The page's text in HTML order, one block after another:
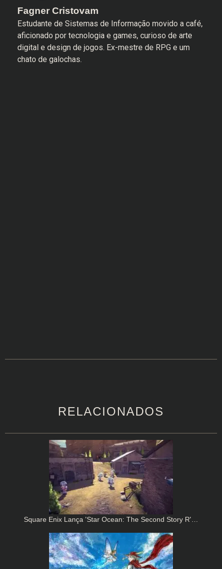
Fagner Cristovam
Estudante de Sistemas de Informação movido a café,
aficionado por tecnologia e games, curioso de arte
digital e design de jogos. Ex-mestre de RPG e um
chato de galochas.
RELACIONADOS
Square Enix Lança 'Star Ocean: The Second Story R'…